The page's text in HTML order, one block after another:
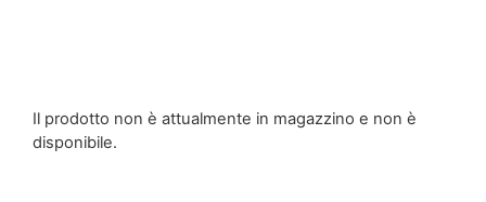
Il prodotto non è attualmente in magazzino e non è
disponibile.